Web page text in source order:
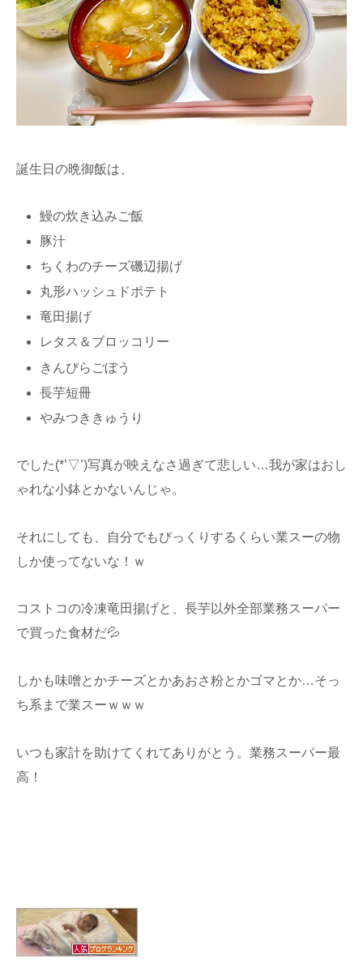
誕生日の晩御飯は、
鰻の炊き込みご飯
豚汁
ちくわのチーズ磯辺揚げ
丸形ハッシュドポテト
竜田揚げ
レタス＆ブロッコリー
きんぴらごぼう
長芋短冊
やみつききゅうり
でした(*’▽’)写真が映えなさ過ぎて悲しい…我が家はおし
ゃれな小鉢とかないんじゃ。
それにしても、自分でもびっくりするくらい業スーの物
しか使ってないな！ｗ
コストコの冷凍竜田揚げと、長芋以外全部業務スーパー
で買った食材だ💦
しかも味噌とかチーズとかあおさ粉とかゴマとか…そっ
ち系まで業スーｗｗｗ
いつも家計を助けてくれてありがとう。業務スーパー最
高！